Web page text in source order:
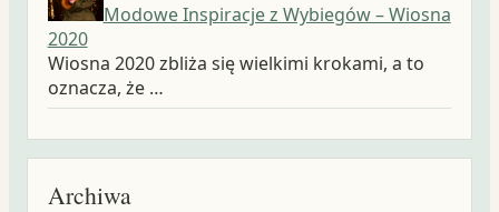
Modowe Inspiracje z Wybiegów – Wiosna
2020
Wiosna 2020 zbliża się wielkimi krokami, a to
oznacza, że …
Archiwa